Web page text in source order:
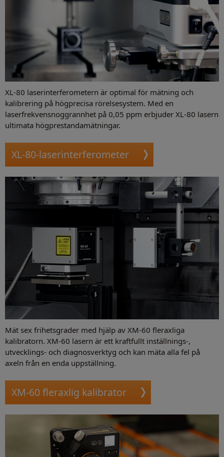
XL-80 laserinterferometern är optimal för mätning och
kalibrering på högprecisa rörelsesystem. Med en
laserfrekvensnoggrannhet på 0,05 ppm erbjuder XL-80 lasern
ultimata högprestandamätningar.
XL-80-laserinterferometer
Mät sex frihetsgrader med hjälp av XM-60 fleraxliga
kalibratorn. XM-60 lasern är ett kraftfullt inställnings-,
utvecklings- och diagnosverktyg och kan mäta alla fel på
axeln från en enda uppställning.
XM-60 fleraxlig kalibrator